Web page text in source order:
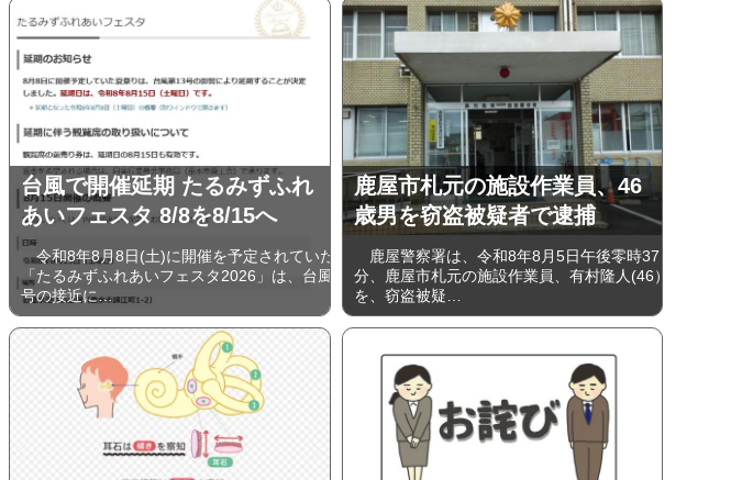
台風で開催延期 たるみずふれ
あいフェスタ 8/8を8/15へ
令和8年8月8日(土)に開催を予定されていた
「たるみずふれあいフェスタ2026」は、台風
号の接近に…
鹿屋市札元の施設作業員、46
歳男を窃盗被疑者で逮捕
鹿屋警察署は、令和8年8月5日午後零時37
分、鹿屋市札元の施設作業員、有村隆人(46）
を、窃盗被疑…